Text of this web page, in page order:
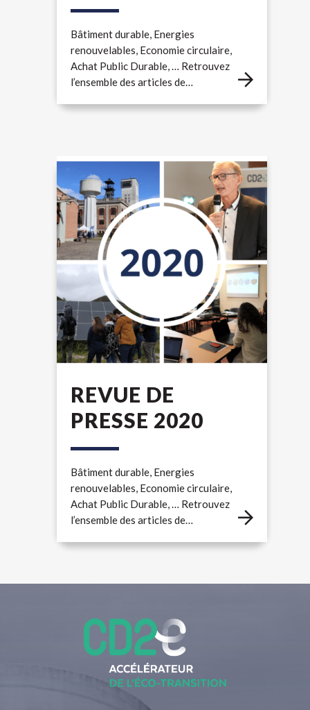
Bâtiment durable, Energies
renouvelables, Economie circulaire,
Achat Public Durable, … Retrouvez
l’ensemble des articles de…
REVUE DE
PRESSE 2020
Bâtiment durable, Energies
renouvelables, Economie circulaire,
Achat Public Durable, … Retrouvez
l’ensemble des articles de…